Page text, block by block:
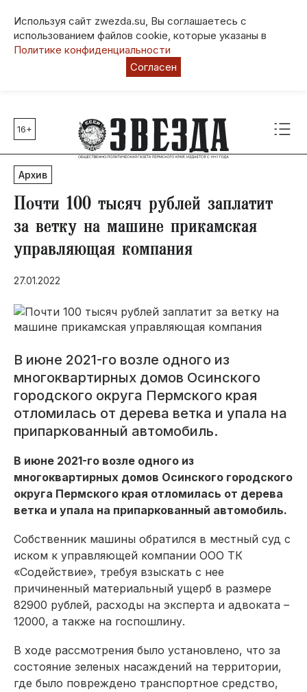
Используя сайт zwezda.su, Вы соглашаетесь с
использованием файлов cookie, которые указаны в
Политике конфиденциальности
Согласен
Главные темы
80 лет Победы
Молодежная столица РФ
СВО
Социальная поддержка
Инфраструктура
Благоустройство
16+
Архив
Почти 100 тысяч рублей заплатит
за ветку на машине прикамская
управляющая компания
27.01.2022
В июне 2021-го возле одного из
многоквартирных домов Осинского
городского округа Пермского края
отломилась от дерева ветка и упала на
припаркованный автомобиль.
В июне 2021-го возле одного из
многоквартирных домов Осинского городского
округа Пермского края отломилась от дерева
ветка и упала на припаркованный автомобиль.
Собственник машины обратился в местный суд с
иском к управляющей компании ООО ТК
«Содействие», требуя взыскать с нее
причиненный материальный ущерб в размере
82900 рублей, расходы на эксперта и адвоката –
12000, а также на госпошлину.
В ходе рассмотрения было установлено, что за
состояние зеленых насаждений на территории,
где было повреждено транспортное средство,